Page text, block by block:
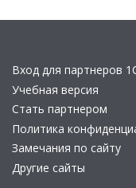
Вход для партнеров
Учебная версия
Стать партнером
Политика
Замечания по сайту
Другие сайты